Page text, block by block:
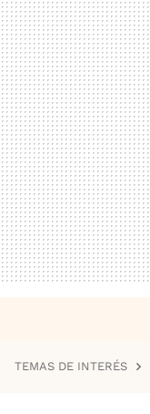
TEMAS DE INTERÉS